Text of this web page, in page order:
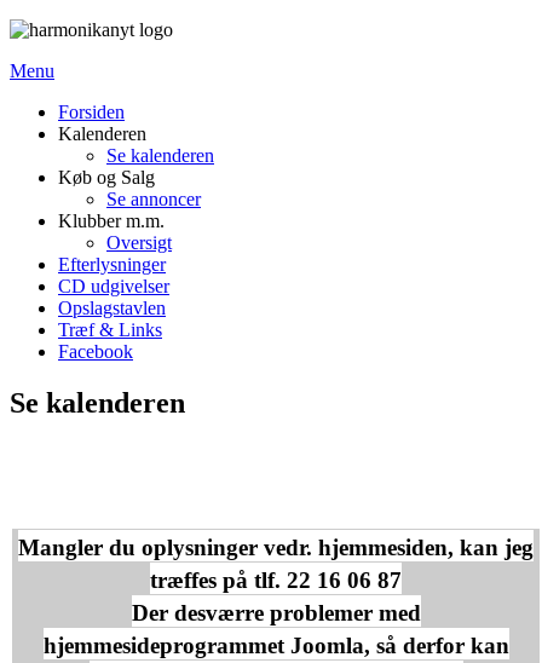
Menu
Forsiden
Kalenderen
Se kalenderen
Køb og Salg
Se annoncer
Klubber m.m.
Oversigt
Efterlysninger
CD udgivelser
Opslagstavlen
Træf & Links
Facebook
Se kalenderen
Mangler du oplysninger vedr. hjemmesiden, kan jeg
træffes på tlf. 22 16 06 87
Der desværre problemer med
hjemmesideprogrammet Joomla, så derfor kan